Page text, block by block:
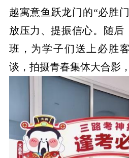
越寓意鱼跃龙门的“必胜
放压力、提振信心。随后
班，为学子们送上必胜
谈，拍摄青春集体大合影